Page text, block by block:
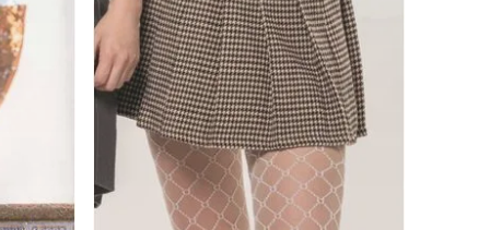
AGREGAR